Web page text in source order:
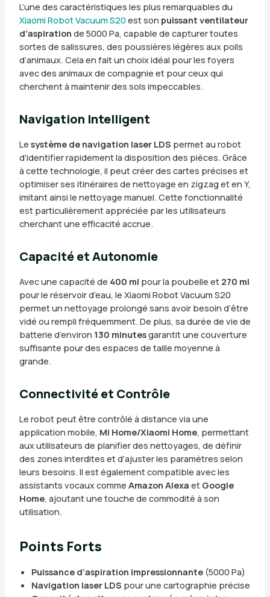
L’une des caractéristiques les plus remarquables du
Xiaomi Robot Vacuum S20est son puissant ventilateur
d’aspiration de 5000 Pa, capable de capturer toutes
sortes de salissures, des poussières légères aux poils
d’animaux. Cela en fait un choix idéal pour les foyers
avec des animaux de compagnie et pour ceux qui
cherchent à maintenir des sols impeccables.
Navigation Intelligent
Le système de navigation laser LDS permet au robot
d’identifier rapidement la disposition des pièces. Grâce
à cette technologie, il peut créer des cartes précises et
optimiser ses itinéraires de nettoyage en zigzag et en Y,
imitant ainsi le nettoyage manuel. Cette fonctionnalité
est particulièrement appréciée par les utilisateurs
cherchant une efficacité accrue.
Capacité et Autonomie
Avec une capacité de 400 ml pour la poubelle et 270 ml
pour le réservoir d’eau, le Xiaomi Robot Vacuum S20
permet un nettoyage prolongé sans avoir besoin d’être
vidé ou rempli fréquemment. De plus, sa durée de vie de
batterie d’environ 130 minutesgarantit une couverture
suffisante pour des espaces de taille moyenne à
grande.
Connectivité et Contrôle
Le robot peut être contrôlé à distance via une
application mobile, Mi Home/Xiaomi Home, permettant
aux utilisateurs de planifier des nettoyages, de définir
des zones interdites et d’ajuster les paramètres selon
leurs besoins. Il est également compatible avec les
assistants vocaux comme Amazon Alexa et Google
Home, ajoutant une touche de commodité à son
utilisation.
Points Forts
Puissance d’aspiration impressionnante(5000 Pa)
Navigation laser LDS pour une cartographie précise